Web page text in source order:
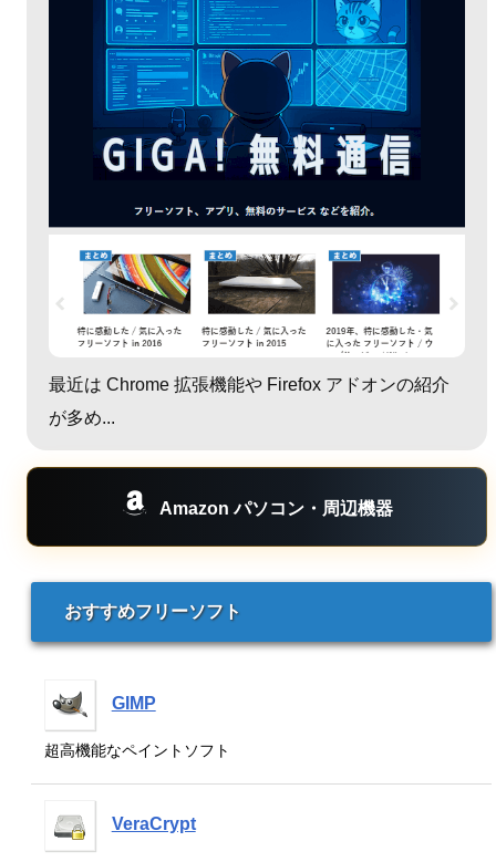
最近は Chrome 拡張機能や Firefox アドオンの紹介
が多め...
Amazon パソコン・周辺機器
おすすめフリーソフト
GIMP
超高機能なペイントソフト
VeraCrypt